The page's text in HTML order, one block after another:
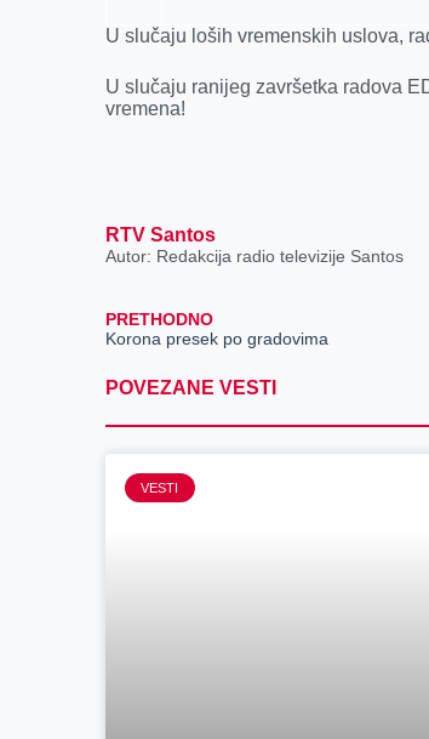
U slučaju loših vremenskih uslova,
U slučaju ranijeg završetka radova
vremena!
RTV Santos
Autor: Redakcija radio televizije Santos
PRETHODNO
Korona presek po gradovima
POVEZANE VESTI
VESTI